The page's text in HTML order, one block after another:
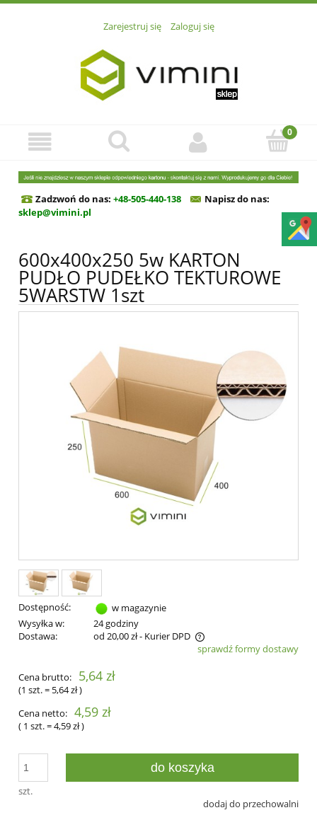
Zarejestruj się Zaloguj się
Zadzwoń do nas: +48-505-440-138 Napisz do nas:
sklep@vimini.pl
600x400x250 5w KARTON
PUDŁO PUDEŁKO TEKTUROWE
5WARSTW 1szt
Dostępność:
w magazynie
Wysyłka w:
24 godziny
Dostawa:
od 20,00 zł- Kurier DPD
Cena nie zawiera ewentualnych kosztów płatnościsprawdź formy dostawy
Cena brutto: 5,64 zł
(1 szt.= 5,64 zł)
Cena netto: 4,59 zł
( 1 szt.=4,59 zł)
szt.
do koszyka
dodaj do przechowalni